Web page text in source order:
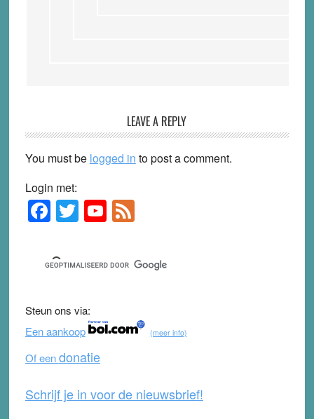
LEAVE A REPLY
You must be logged in to post a comment.
Login met:
Primary
Sidebar
F
a
c
e
b
o
o
k
T
wi
tt
er
Y
o
u
T
b
e
F
e
d
Steun ons via:
Een aankoop
(meer info)
Of eendonatie
Schrijf je in voor de nieuwsbrief!